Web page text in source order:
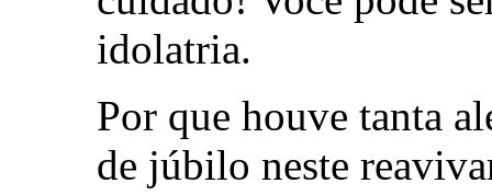
idolatria.
Por que houve tanta
de júbilo neste